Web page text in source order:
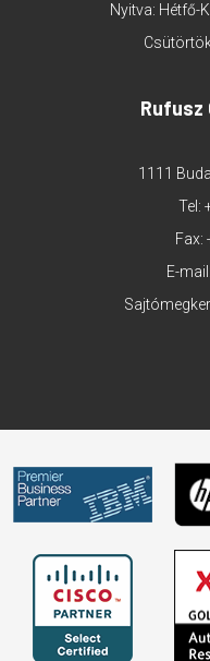
Nyitva: Hétfő-
Rufusz
1111
Tel:
Fax:
E-mail: